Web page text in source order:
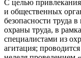
С целью привлекания
и общественных
безопасности труда
охраны труда, в
специалистами из
агитация;